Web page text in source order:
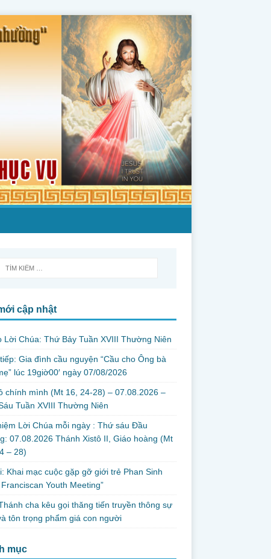
cập nhật
Lời Chúa: Thứ Bảy Tuần XVIII Thường Niên
Gia đình cầu nguyện “Cầu cho Ông bà
lúc 19giờ00′ ngày 07/08/2026
chính mình (Mt 16, 24-28) – 07.08.2026 –
Tuần XVIII Thường Niên
Lời Chúa mỗi ngày : Thứ sáu Đầu
07.08.2026 Thánh Xistô II, Giáo hoàng (Mt
– 28)
Khai mạc cuộc gặp gỡ giới trẻ Phan Sinh
Franciscan Youth Meeting”
cha kêu gọi thăng tiến truyền thông sự
tôn trọng phẩm giá con người
mục